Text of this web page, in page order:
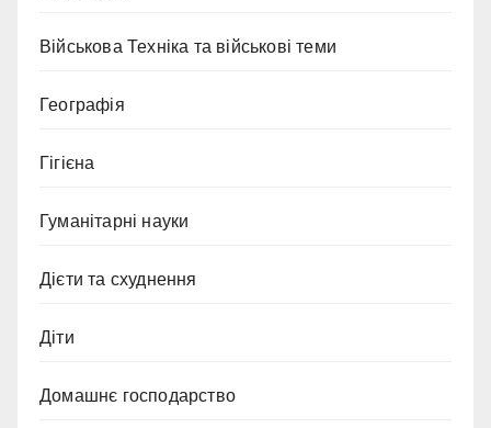
Військова Техніка та військові теми
Географія
Гігієна
Гуманітарні науки
Дієти та схуднення
Діти
Домашнє господарство